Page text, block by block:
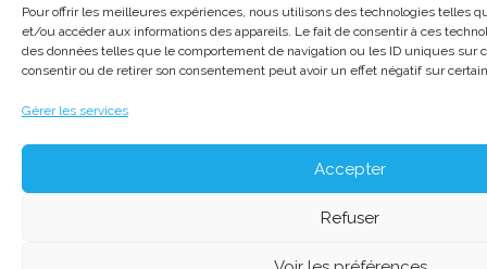
Pour offrir les meilleures expériences, nous utilisons des technologies telles
et/ou accéder aux informations des appareils. Le fait de consentir à ces
des données telles que le comportement de navigation ou les ID uniques sur
consentir ou de retirer son consentement peut avoir un effet négatif sur
Gérer les services
Accepter
Refuser